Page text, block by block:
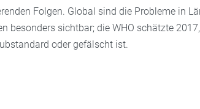
Folgen. Global sind die Probleme in
besonders sichtbar; die WHO schätzte
oder gefälscht ist.